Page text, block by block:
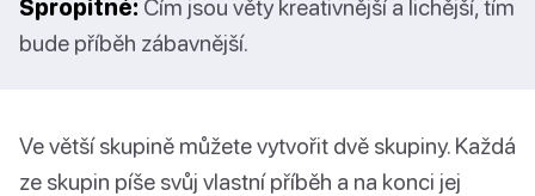
Spropitné: Čím jsou věty kreativnější a lichější, tím
bude příběh zábavnější.
Ve větší skupině můžete vytvořit dvě skupiny. Každá
ze skupin píše svůj vlastní příběh a na konci jej